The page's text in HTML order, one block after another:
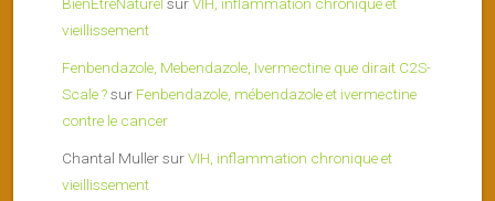
vieillissement
Fenbendazole, Mebendazole, Ivermectine que dirait C2S-
Scale ?sur Fenbendazole, mébendazole et ivermectine
contre le cancer
Chantal MullersurVIH, inflammation chronique et
vieillissement